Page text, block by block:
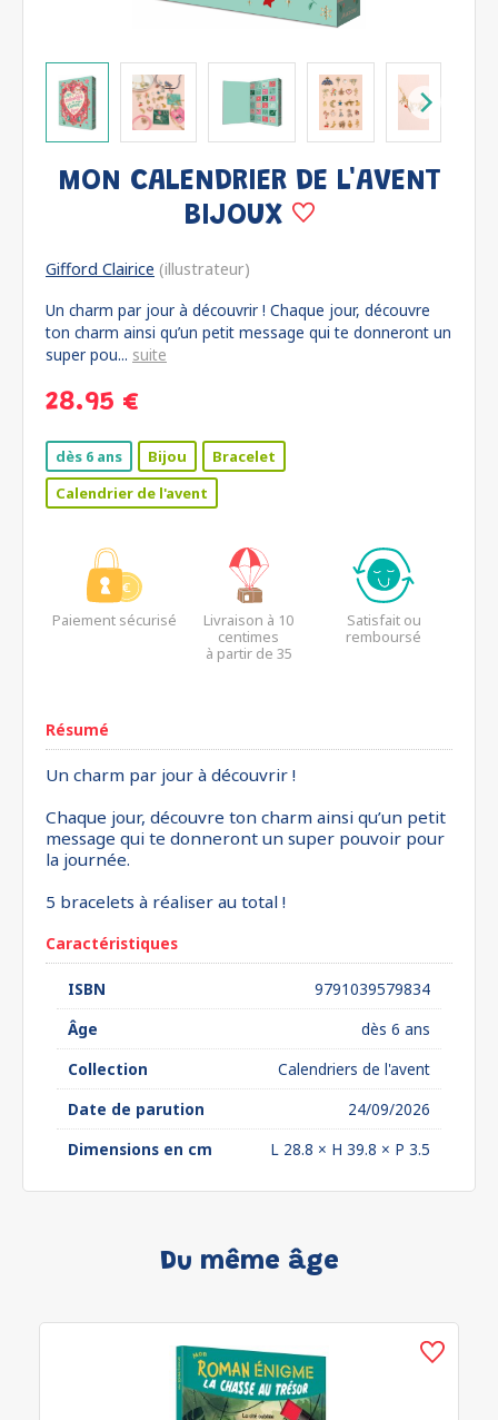
MON CALENDRIER DE L'AVENT
BIJOUX
Gifford Clairice (illustrateur)
Un charm par jour à découvrir ! Chaque jour, découvre
ton charm ainsi qu’un petit message qui te donneront un
super pou... suite
28.95 €
dès 6 ans Bijou
Bracelet
Calendrier de l'avent
Paiement sécurisé
Livraison à 10
centimes
à partir de 35
Satisfait ou
remboursé
Résumé
Un charm par jour à découvrir !
Chaque jour, découvre ton charm ainsi qu’un petit
message qui te donneront un super pouvoir pour
la journée.
5 bracelets à réaliser au total !
Caractéristiques
ISBN
9791039579834
Âge
dès 6 ans
Collection
Calendriers de l'avent
Date de parution
24/09/2026
Dimensions en cm
L 28.8 × H 39.8 × P 3.5
Du même âge